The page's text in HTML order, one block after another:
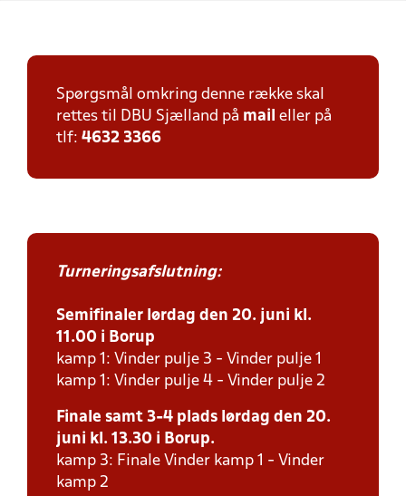
Spørgsmål omkring denne række skal
rettes til DBU Sjælland på mail eller på
tlf: 4632 3366
Turneringsafslutning:
Semifinaler lørdag den 20. juni kl.
11.00 i Borup
kamp 1: Vinder pulje 3 - Vinder pulje 1
kamp 1: Vinder pulje 4 - Vinder pulje 2
Finale samt 3-4 plads lørdag den 20.
juni kl. 13.30 i Borup.
kamp 3: Finale Vinder kamp 1 - Vinder
kamp 2